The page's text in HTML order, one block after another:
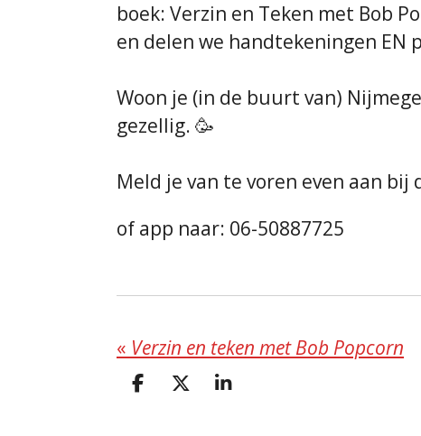
boek: Verzin en Teken met Bob
en delen we handtekeningen EN
Woon je (in de buurt van)
gezellig. 🥳
Meld je van te voren even aan bij
of app naar: 06-50887725
« Verzin en teken met Bob Popcorn
D
D
S